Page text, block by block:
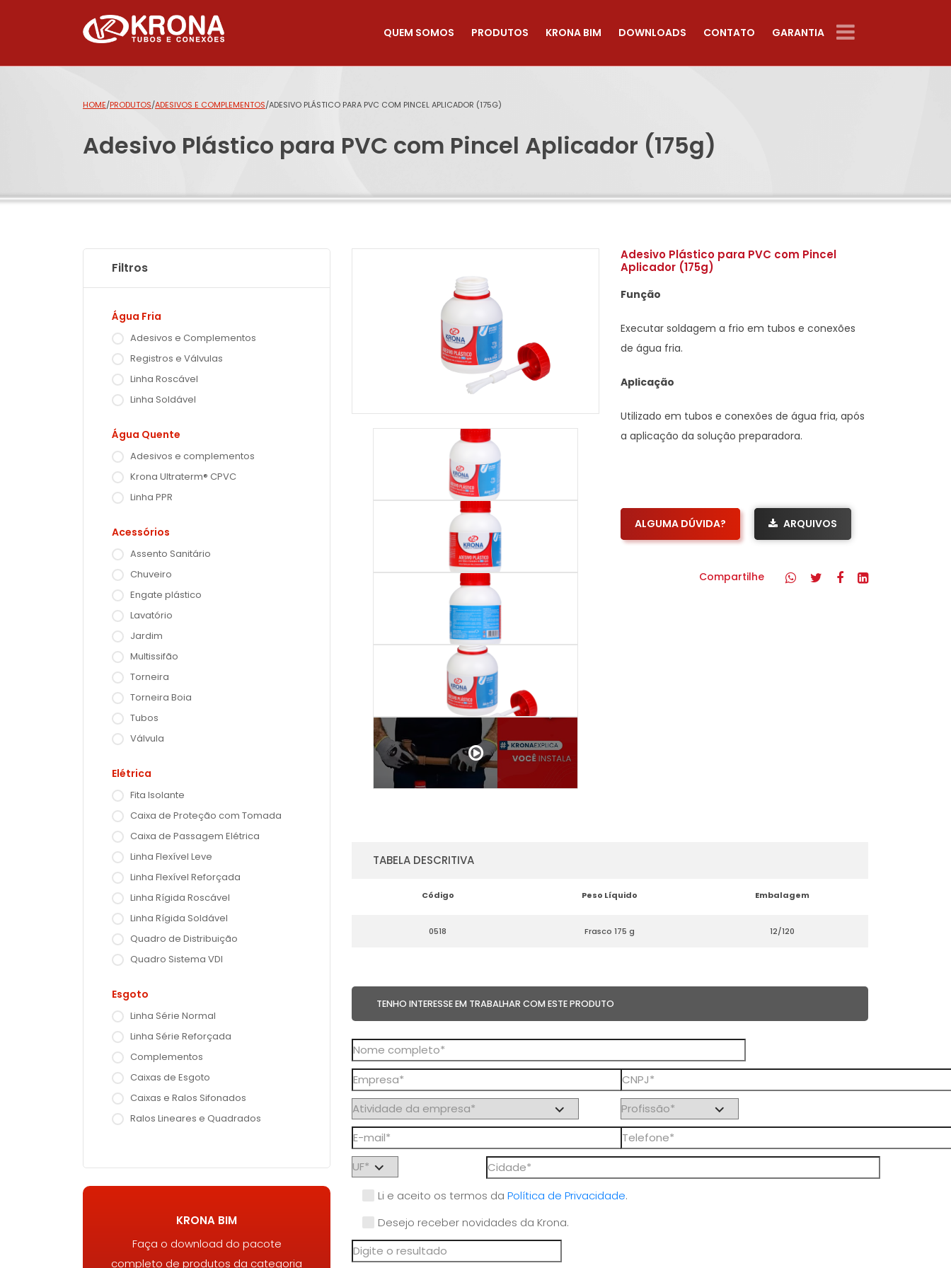
QUEM SOMOS PRODUTOS KRONA BIM DOWNLOADS CONTATO GARANTIA
HOME/PRODUTOS/ADESIVOS E COMPLEMENTOS/ADESIVO PLÁSTICO PARA PVC COM PINCEL APLICADOR (175G)
Adesivo Plástico para PVC com Pincel Aplicador (175g)
Filtros
Água Fria
Adesivos e Complementos
Registros e Válvulas
Linha Roscável
Linha Soldável
Água Quente
Adesivos e complementos
Krona Ultraterm® CPVC
Linha PPR
Acessórios
Assento Sanitário
Chuveiro
Engate plástico
Lavatório
Jardim
Multissifão
Torneira
Torneira Boia
Tubos
Válvula
Elétrica
Fita Isolante
Caixa de Proteção com Tomada
Caixa de Passagem Elétrica
Linha Flexível Leve
Linha Flexível Reforçada
Linha Rígida Roscável
Linha Rígida Soldável
Quadro de Distribuição
Quadro Sistema VDI
Esgoto
Linha Série Normal
Linha Série Reforçada
Complementos
Caixas de Esgoto
Caixas e Ralos Sifonados
Ralos Lineares e Quadrados
KRONA BIM
Faça o download do pacote
completo de produtos da categoria
Adesivo Plástico para PVC com Pincel
Aplicador (175g)
Função
Executar soldagem a frio em tubos e conexões
de água fria.
Aplicação
Utilizado em tubos e conexões de água fria, após
a aplicação da solução preparadora.
ALGUMA DÚVIDA? ARQUIVOS
Compartilhe
TABELA DESCRITIVA
Código Peso Líquido Embalagem
0518 Frasco 175 g 12/120
TENHO INTERESSE EM TRABALHAR COM ESTE PRODUTO
Li e aceito os termos da Política de Privacidade.
Desejo receber novidades da Krona.